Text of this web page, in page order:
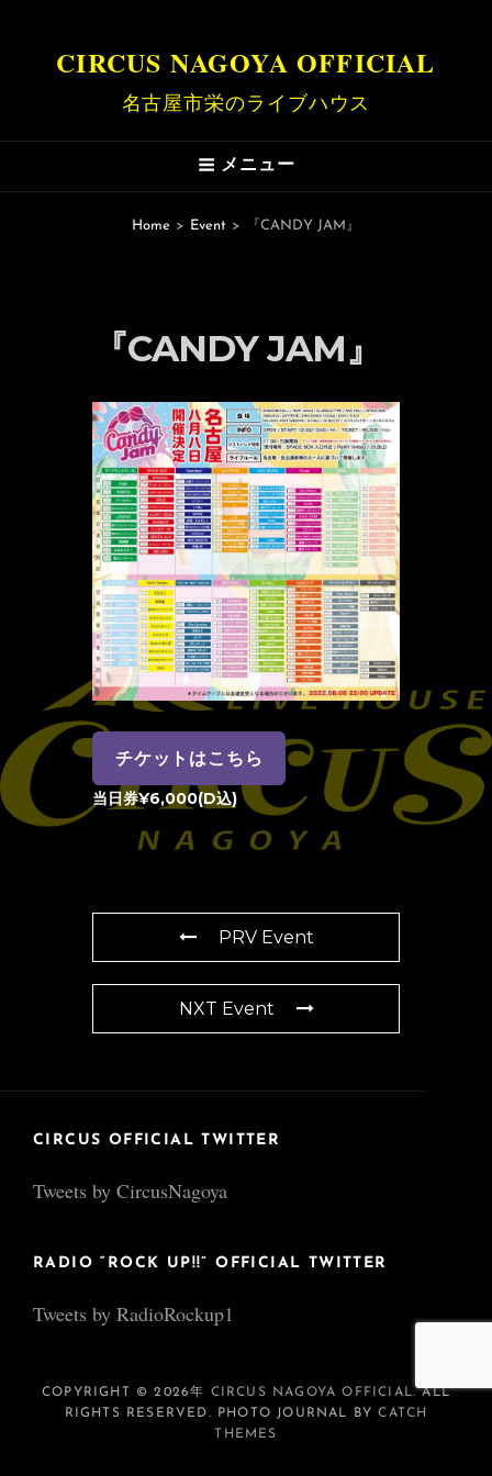
CIRCUS NAGOYA OFFICIAL
名古屋市栄のライブハウス
メニュー
Home > Event > 『CANDY JAM』
『CANDY JAM』
チケットはこちら
当日券¥6,000(D込)
PRV Event
NXT Event
CIRCUS OFFICIAL TWITTER
Tweets by CircusNagoya
RADIO “ROCK UP!!” OFFICIAL TWITTER
Tweets by RadioRockup1
COPYRIGHT © 2026年 CIRCUS NAGOYA OFFICIAL. ALL
RIGHTS RESERVED. PHOTO JOURNAL BYCATCH
THEMES